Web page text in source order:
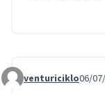
Commentaire 1711
venturiciklo06/